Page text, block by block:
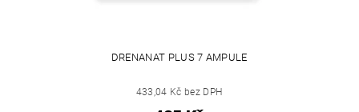
DRENANAT PLUS 7 AMPULE
433,04 Kč bez DPH